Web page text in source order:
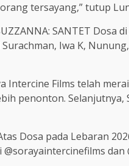
tersayang,” tutup
SANTET
Iwa K,
Intercine Films telah
penonton.
Dosa pada Lebaran
dan